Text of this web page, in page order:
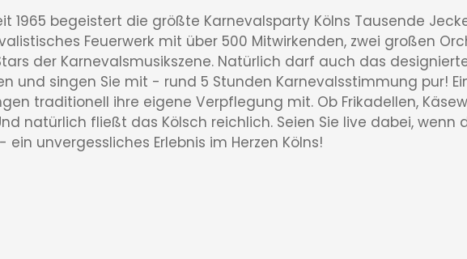
1965 begeistert die größte Karnevalsparty Kölns Tausende
Feuerwerk mit über 500 Mitwirkenden, zwei großen
der Karnevalsmusikszene. Natürlich darf auch das
und singen Sie mit - rund 5 Stunden Karnevalsstimmung pur!
traditionell ihre eigene Verpflegung mit. Ob Frikadellen,
natürlich fließt das Kölsch reichlich. Seien Sie live dabei, wenn
unvergessliches Erlebnis im Herzen Kölns!